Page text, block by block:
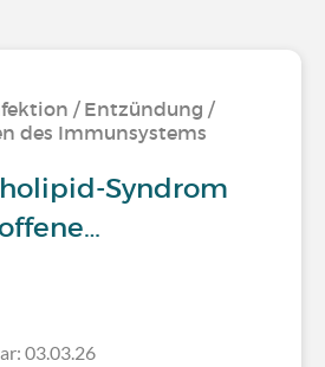
/ Entzündung /
des Immunsystems
Syndrom
03.03.26